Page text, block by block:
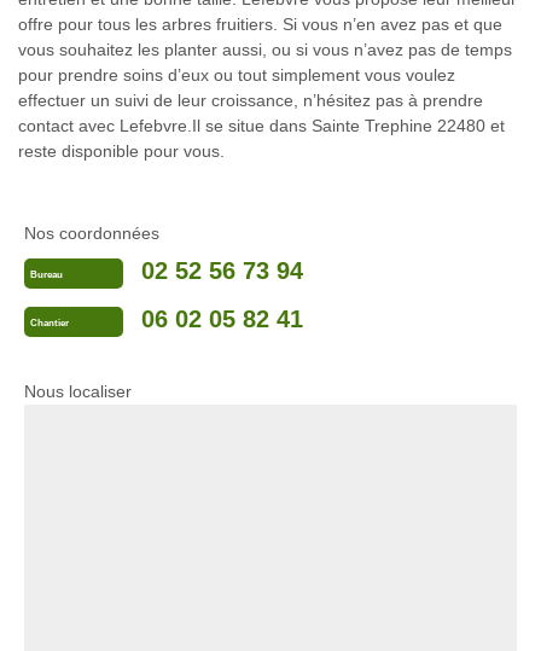
offre pour tous les arbres fruitiers. Si vous n’en avez pas et que
vous souhaitez les planter aussi, ou si vous n’avez pas de temps
pour prendre soins d’eux ou tout simplement vous voulez
effectuer un suivi de leur croissance, n’hésitez pas à prendre
contact avec Lefebvre.Il se situe dans Sainte Trephine 22480 et
reste disponible pour vous.
Nos coordonnées
Bureau 02 52 56 73 94
Chantier 06 02 05 82 41
Nous localiser